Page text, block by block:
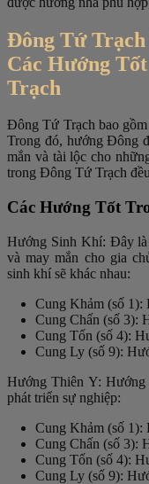
Đông Tứ Trạch
Các Hướng
Trạch
Đông Tứ Trạch bao
Trong đó, hướng Đông
mắn và tài lộc cho
trong Đông Tứ Trạch
Các Hướng Tốt
Hướng Sinh Khí: Đây là
và may mắn cho gia
sinh khí sẽ khác nhau:
Cung Khảm (số
Cung Chấn (số 3):
Cung Tốn (số 4):
Cung Ly (số 9):
Hướng Thiên Y: Hướng
phát triển sự nghiệp:
Cung Khảm (số
Cung Chấn (số 3):
Cung Tốn (số 4):
Cung Ly (số 9):